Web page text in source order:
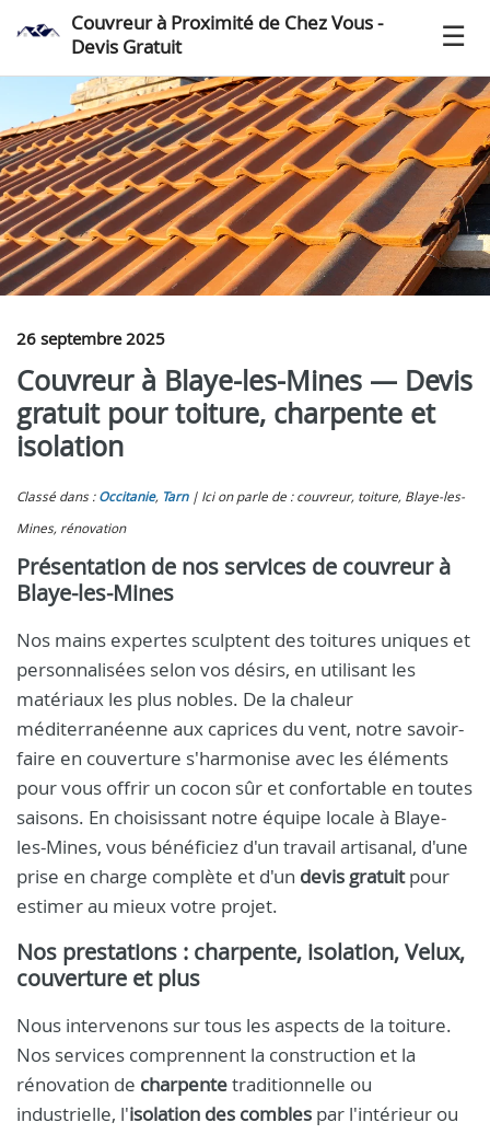
Couvreur à Proximité de Chez Vous -
Devis Gratuit
26 septembre 2025
Couvreur à Blaye-les-Mines — Devis
gratuit pour toiture, charpente et
isolation
Classé dans : Occitanie, Tarn
Ici on parle de : couvreur, toiture, Blaye-les-
Mines, rénovation
Présentation de nos services de couvreur à
Blaye-les-Mines
Nos mains expertes sculptent des toitures uniques et
personnalisées selon vos désirs, en utilisant les
matériaux les plus nobles. De la chaleur
méditerranéenne aux caprices du vent, notre savoir-
faire en couverture s'harmonise avec les éléments
pour vous offrir un cocon sûr et confortable en toutes
saisons. En choisissant notre équipe locale à Blaye-
les-Mines, vous bénéficiez d'un travail artisanal, d'une
prise en charge complète et d'un devis gratuitpour
estimer au mieux votre projet.
Nos prestations : charpente, isolation, Velux,
couverture et plus
Nous intervenons sur tous les aspects de la toiture.
Nos services comprennent la construction et la
rénovation de charpentetraditionnelle ou
industrielle, l'isolation des combles par l'intérieur ou